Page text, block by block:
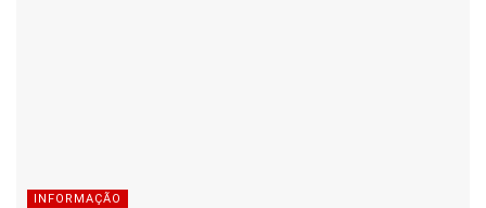
INFORMAÇÃO